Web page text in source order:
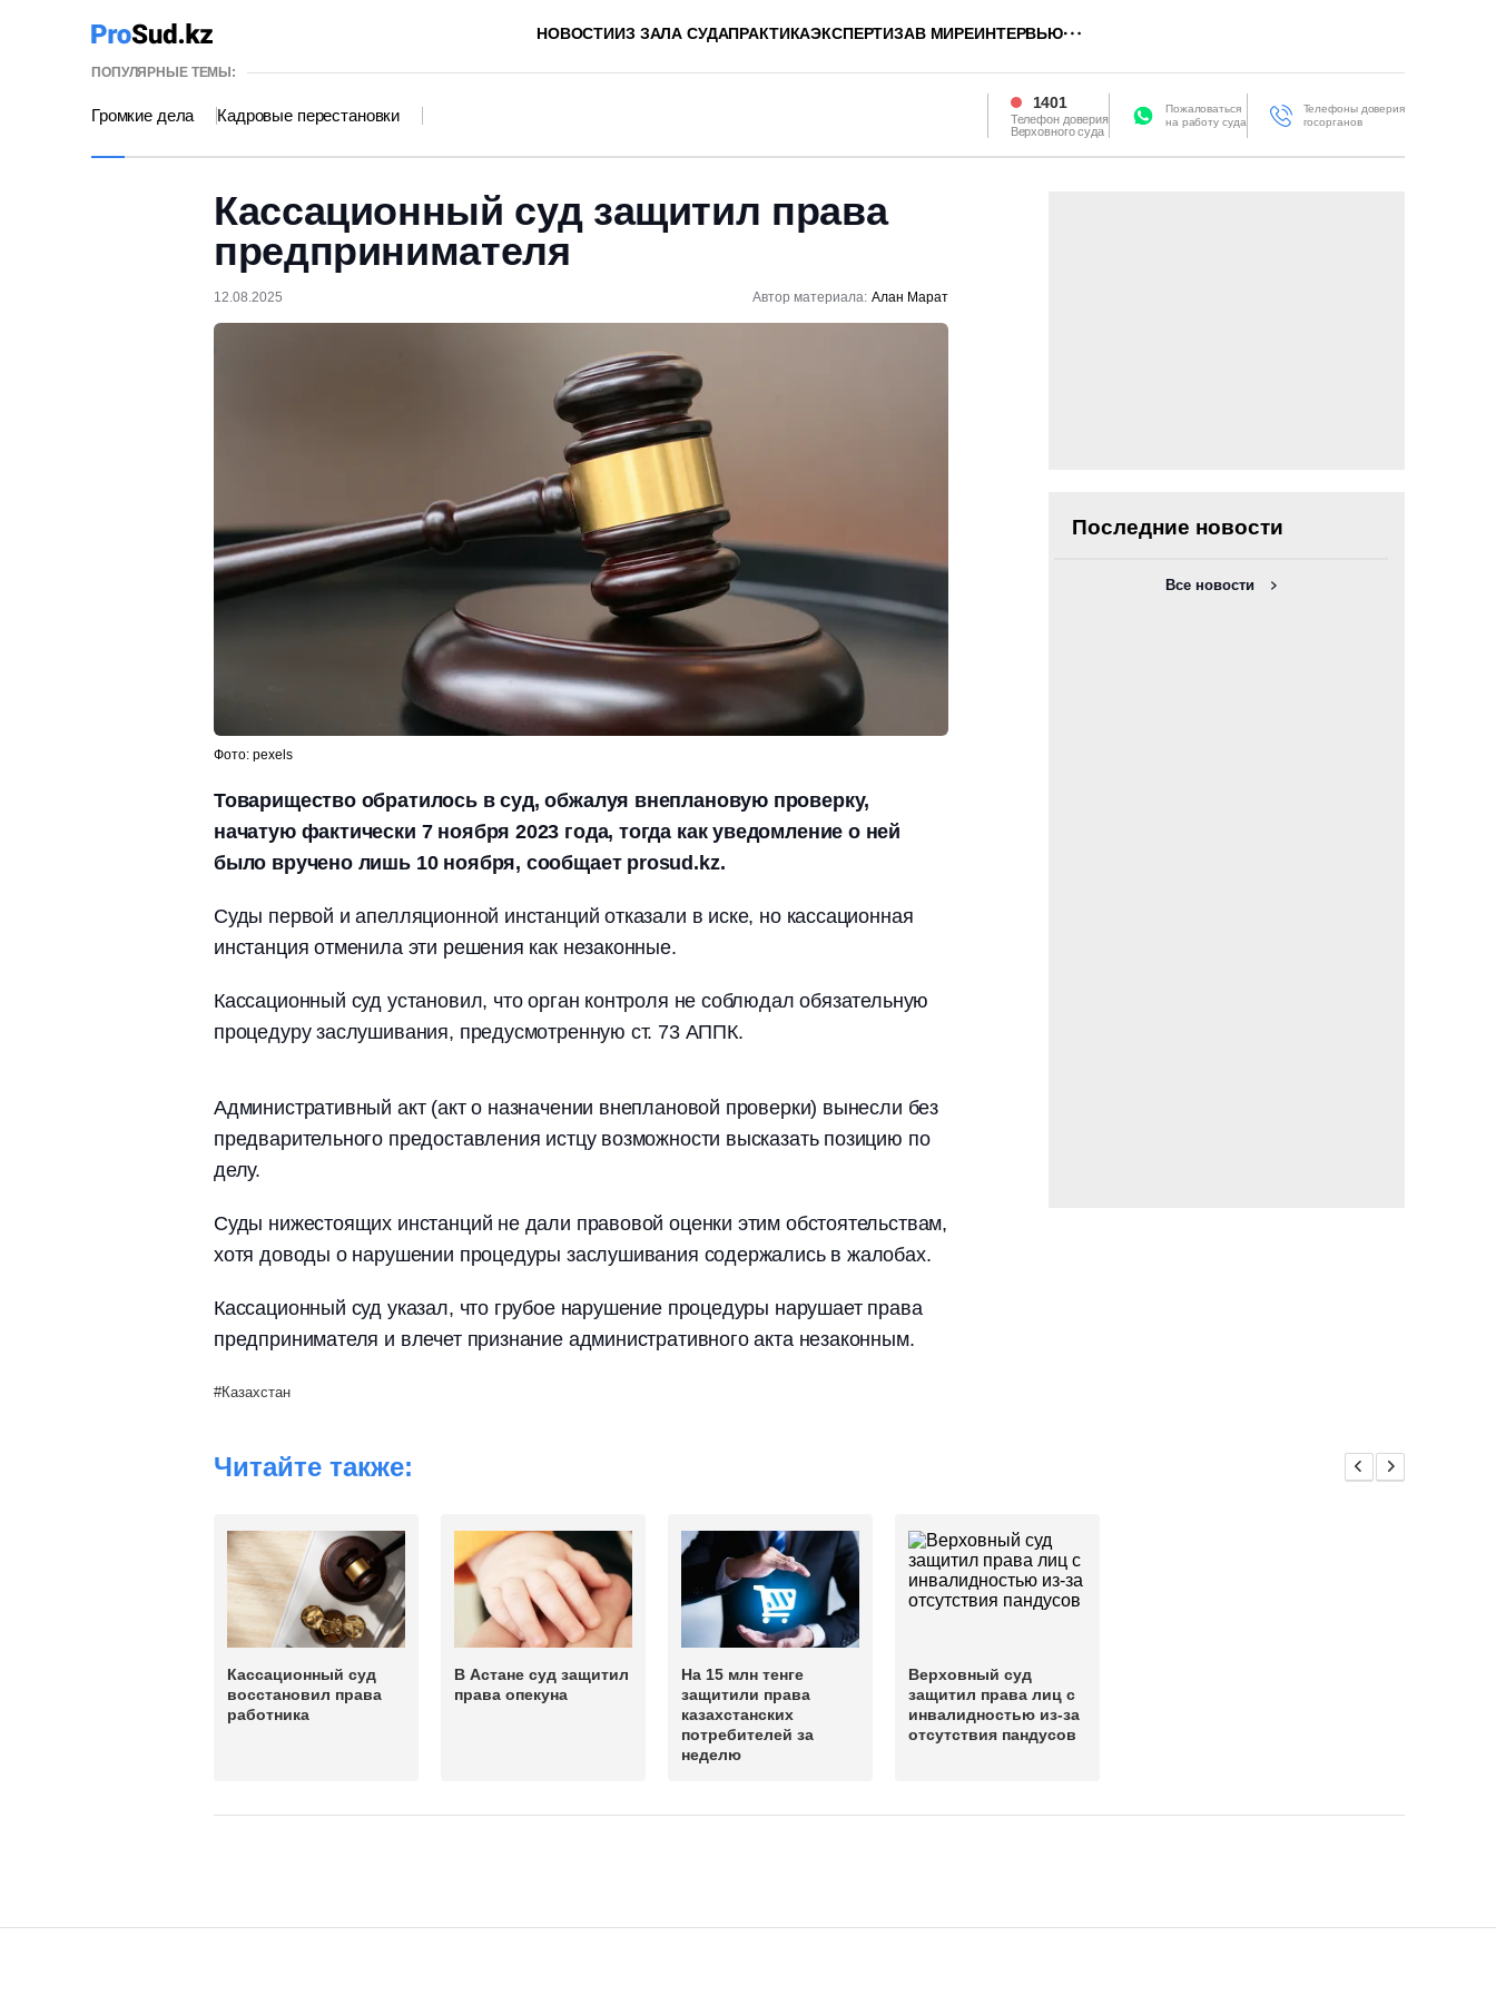
НОВОСТИИЗ ЗАЛА СУДАПРАКТИКАЭКСПЕРТИЗАВ МИРЕИНТЕРВЬЮ
ПОПУЛЯРНЫЕ ТЕМЫ:
Громкие дела Кадровые перестановки
1401
Телефон доверия
Верховного суда
Пожаловаться
на работу суда
Телефоны доверия
госорганов
Кассационный суд защитил права
предпринимателя
12.08.2025 Автор материала: Алан Марат
Фото: pexels
Товарищество обратилось в суд, обжалуя внеплановую проверку,
начатую фактически 7 ноября 2023 года, тогда как уведомление о ней
было вручено лишь 10 ноября, сообщает prosud.kz.
Суды первой и апелляционной инстанций отказали в иске, но кассационная
инстанция отменила эти решения как незаконные.
Кассационный суд установил, что орган контроля не соблюдал обязательную
процедуру заслушивания, предусмотренную ст. 73 АППК.
Административный акт (акт о назначении внеплановой проверки) вынесли без
предварительного предоставления истцу возможности высказать позицию по
делу.
Суды нижестоящих инстанций не дали правовой оценки этим обстоятельствам,
хотя доводы о нарушении процедуры заслушивания содержались в жалобах.
Кассационный суд указал, что грубое нарушение процедуры нарушает права
предпринимателя и влечет признание административного акта незаконным.
Казахстан
Последние новости
Все новости
Читайте также:
Кассационный суд
восстановил права
работника
В Астане суд защитил
права опекуна
На 15 млн тенге
защитили права
казахстанских
потребителей за
неделю
Верховный суд
защитил права лиц с
инвалидностью из-за
отсутствия пандусов